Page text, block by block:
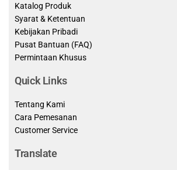
Katalog Produk
Syarat & Ketentuan
Kebijakan Pribadi
Pusat Bantuan (FAQ)
Permintaan Khusus
Quick Links
Tentang Kami
Cara Pemesanan
Customer Service
Translate